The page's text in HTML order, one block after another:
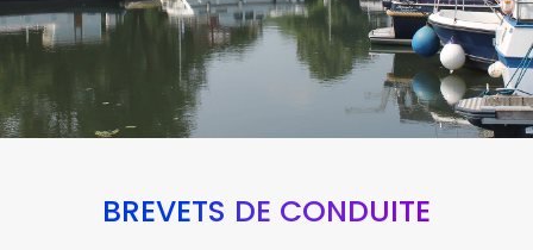
BREVETS DE CONDUITE